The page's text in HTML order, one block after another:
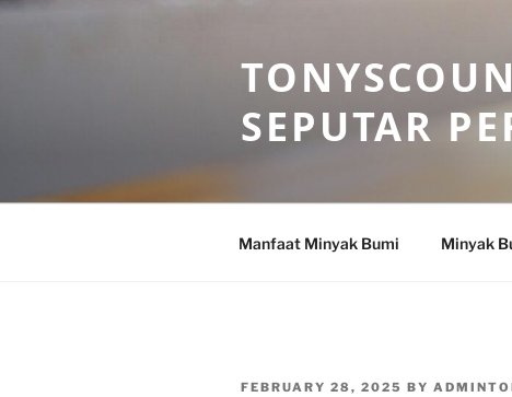
Skip
SEPUTAR
Manfaat Minyak Bumi Minyak
POSTED
FEBRUARY 28, 2025 BY